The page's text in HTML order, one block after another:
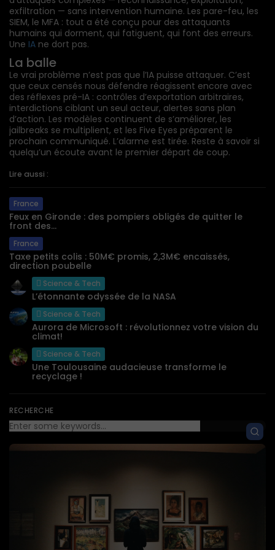
RECHERCHE
exfiltration — sans intervention humaine. Les pare-feu, les
SIEM, le MFA : tout a été conçu pour des attaquants
humains qui dorment, qui fatiguent, qui font des erreurs.
Une IA ne dort pas.
La balle
Le vrai problème n’est pas que l’IA puisse attaquer. C’est
que ceux censés nous défendre réagissent encore avec
des réflexes pré-IA : contrôles d’exportation arbitraires,
interdictions ciblant un seul acteur, alertes sans plan
d’action. Les modèles continuent de s’améliorer, les
jailbreaks se multiplient, et les Five Eyes préparent le
prochain communiqué. L’alarme est tirée. Reste à savoir si
quelqu’un écoute avant le premier départ de coup.
Lire aussi :
France
Feux en Gironde : des pompiers obligés de quitter le
front des...
France
Taxe petits colis : 50M€ promis, 2,3M€ encaissés,
direction poubelle
Science & Tech
L’étonnante odyssée de la NASA
Science & Tech
Aurora de Microsoft : révolutionnez votre vision du
climat!
Science & Tech
Une Toulousaine audacieuse transforme le
recyclage !